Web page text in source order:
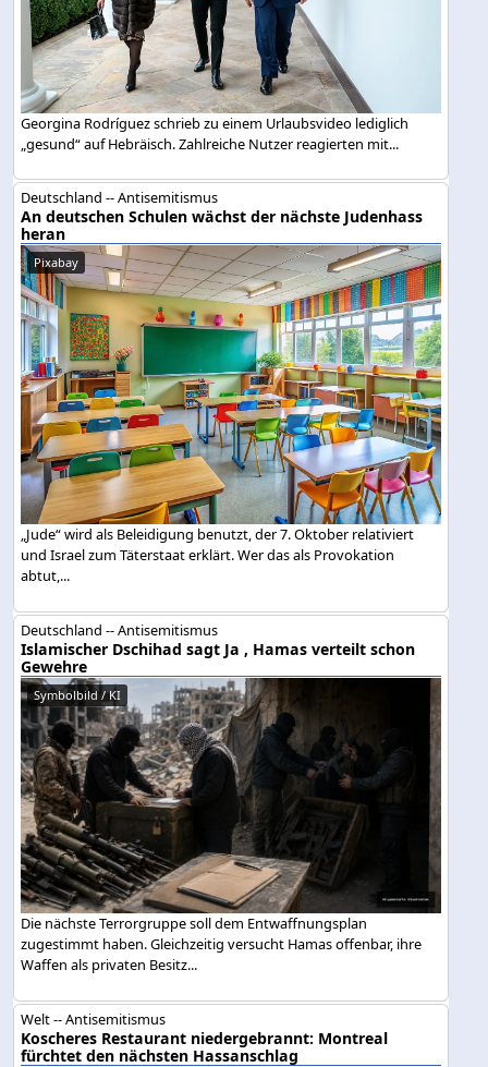
Georgina Rodríguez schrieb zu einem Urlaubsvideo lediglich
„gesund“ auf Hebräisch. Zahlreiche Nutzer reagierten mit...
Deutschland -- Antisemitismus
An deutschen Schulen wächst der nächste Judenhass
heran
Pixabay
„Jude“ wird als Beleidigung benutzt, der 7. Oktober relativiert
und Israel zum Täterstaat erklärt. Wer das als Provokation
abtut,...
Deutschland -- Antisemitismus
Islamischer Dschihad sagt Ja , Hamas verteilt schon
Gewehre
Symbolbild / KI
Die nächste Terrorgruppe soll dem Entwaffnungsplan
zugestimmt haben. Gleichzeitig versucht Hamas offenbar, ihre
Waffen als privaten Besitz...
Welt -- Antisemitismus
Koscheres Restaurant niedergebrannt: Montreal
fürchtet den nächsten Hassanschlag